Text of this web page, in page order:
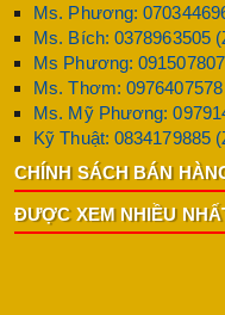
Ms. Phương:
Ms. Bích: 0378963505
Ms Phương:
Ms. Thơm:
Ms. Mỹ Phương:
Kỹ Thuật: 0834179885
CHÍNH SÁCH BÁN
ĐƯỢC XEM NHIỀU